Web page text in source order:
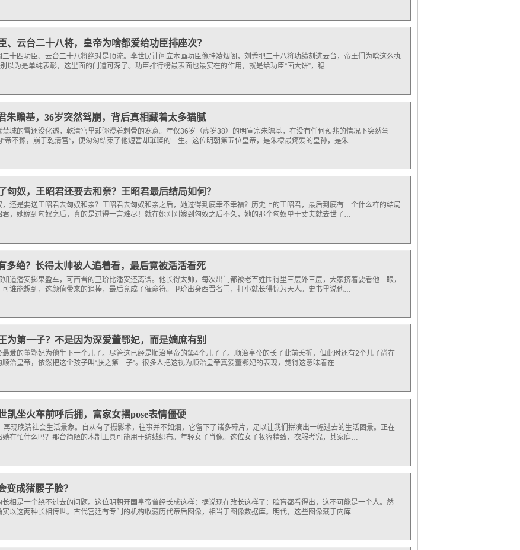
、云台二十八将，皇帝为啥都爱给功臣排座次？
十四功臣、云台二十八将绝对是顶流。李世民让阎立本画功臣像挂凌烟阁，刘秀把二十八将功绩刻进云台，帝王们为啥这么执
以为是单纯表彰，这里面的门道可深了。功臣排行榜最表面也最实在的作用，就是给功臣“画大饼”，稳…
朱瞻基，36岁突然驾崩，背后真相藏着太多猫腻
禁城的雪还没化透，乾清宫里却弥漫着刺骨的寒意。年仅36岁（虚岁38）的明宣宗朱瞻基，在没有任何预兆的情况下突然驾
帝不豫，崩于乾清宫”，便匆匆结束了他短暂却璀璨的一生。这位明朝第五位皇帝，是朱棣最疼爱的皇孙，是朱…
匈奴，王昭君还要去和亲？王昭君最后结局如何？
还是要送王昭君去匈奴和亲？王昭君去匈奴和亲之后，她过得到底幸不幸福？历史上的王昭君，最后到底有一个什么样的结局
君，她嫁到匈奴之后，真的是过得一言难尽！就在她刚刚嫁到匈奴之后不久，她的那个匈奴单于丈夫就去世了…
多绝？长得太帅被人追着看，最后竟被活活看死
道潘安掷果盈车，可西晋的卫玠比潘安还离谱。他长得太帅，每次出门都被老百姓围得里三层外三层，大家挤着要看他一眼，
可谁能想到，这颜值带来的追捧，最后竟成了催命符。卫玠出身西晋名门，打小就长得惊为天人。史书里说他…
为第一子？不是因为深爱董鄂妃，而是嫡庶有别
爱的董鄂妃为他生下一个儿子。尽管这已经是顺治皇帝的第4个儿子了。顺治皇帝的长子此前夭折，但此时还有2个儿子尚在
治皇帝，依然把这个孩子叫“朕之第一子”。很多人把这视为顺治皇帝真爱董鄂妃的表现，觉得这意味着在…
凯坐火车前呼后拥，富家女摆pose表情僵硬
再现晚清社会生活景象。自从有了摄影术，往事并不如烟，它留下了诸多碎片，足以让我们拼凑出一幅过去的生活图景。正在
她在忙什么吗？那台简陋的木制工具可能用于纺线织布。年轻女子肖像。这位女子妆容精致、衣服考究，其家庭…
变成猪腰子脸？
相是一个绕不过去的问题。这位明朝开国皇帝曾经长成这样：据说现在改长这样了：脸盲都看得出，这不可能是一个人。然
实以这两种长相传世。古代宫廷有专门的机构收藏历代帝后图像，相当于图像数据库。明代，这些图像藏于内库…